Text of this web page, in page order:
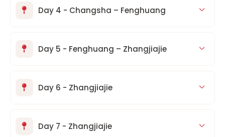
Day 4 - Changsha – Fenghuang
Day 5 - Fenghuang – Zhangjiajie
Day 6 - Zhangjiajie
Day 7 - Zhangjiajie